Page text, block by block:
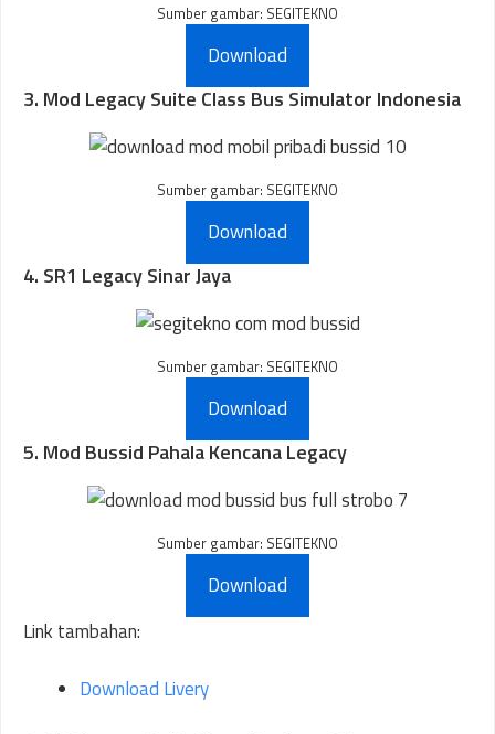
Sumber gambar: SEGITEKNO
Download
3. Mod Legacy Suite Class Bus Simulator Indonesia
Sumber gambar: SEGITEKNO
Download
4. SR1 Legacy Sinar Jaya
Sumber gambar: SEGITEKNO
Download
5. Mod Bussid Pahala Kencana Legacy
Sumber gambar: SEGITEKNO
Download
Link tambahan:
Download Livery